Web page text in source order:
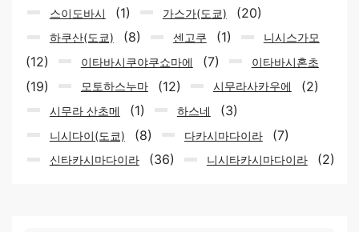
스이도바시 (1) 가스가(도쿄) (20)
하쿠산(도쿄) (8) 센고쿠 (1) 니시스가모
(12) 이타바시쿠야쿠쇼마에 (7) 이타바시혼초
(19) 모토하스누마 (12) 시무라사카우에 (2)
시무라 산초메 (1) 하스네 (3)
니시다이(도쿄) (8) 다카시마다이라 (7)
신타카시마다이라 (36) 니시타카시마다이라 (2)